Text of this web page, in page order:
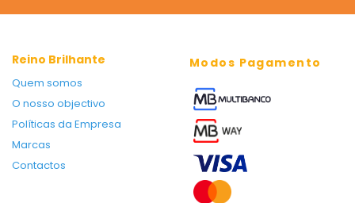
Reino Brilhante
Quem somos
O nosso objectivo
Políticas da Empresa
Marcas
Contactos
Modos Pagamento